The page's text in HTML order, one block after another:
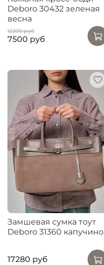
Deboro 30432 зеленая
весна
12200 руб
7500 руб
Замшевая сумка тоут
Deboro 31360 капучино
17280 руб